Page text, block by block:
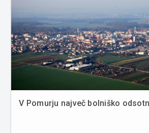
V Pomurju največ bolniško